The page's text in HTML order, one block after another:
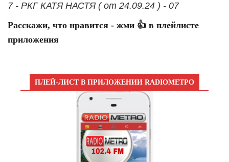
7 - РКГ КАТЯ НАСТЯ ( от 24.09.24 ) - 07
Расскажи, что нравится - жми 👍 в плейлисте
приложения
ПЛЕЙ-ЛИСТ В ПРИЛОЖЕНИИ RADIOМЕТРО